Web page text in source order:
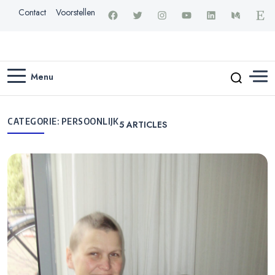
Contact Voorstellen
Menu
CATEGORIE: PERSOONLIJK5ARTICLES